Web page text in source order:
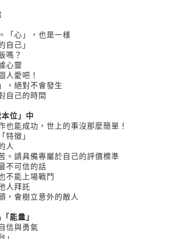
「心」，也是一樣
自己」
嗎？
心靈
人愛吧！
，絕對不會發生
自己的時間
位」中
也能成功，世上的事沒那麼簡單！
特徵」
人
。請具備專屬於自己的評價標準
不可信的話
不能上場戰鬥
人拜託
，會樹立意外的敵人
能量」
信與勇氣
」